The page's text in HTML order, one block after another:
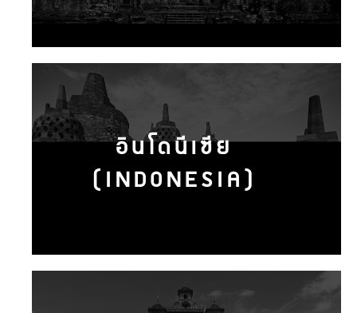
อินโดนีเซีย
(INDONESIA)